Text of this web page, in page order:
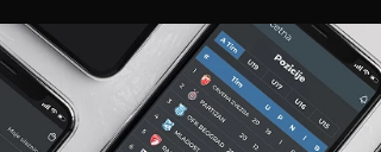
HOME SPONZORI NEWS GALERIJE A TIM ČLANSTVO